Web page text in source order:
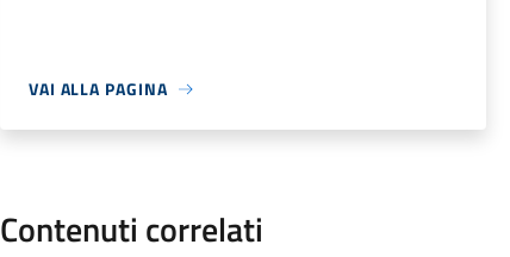
VAI ALLA PAGINA
Contenuti correlati